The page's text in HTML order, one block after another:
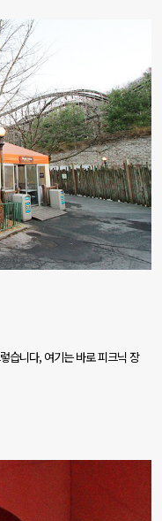
습니다, 여기는 바로 피크닉 장